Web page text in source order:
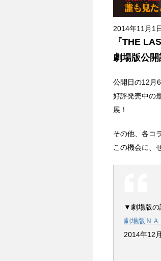
2014年11月1
『THE
劇場版公
公開日の12月
好評発売中の
展！
その他、各コ
この機会に、
▼劇場版の
劇場版ＮＡ
2014年12